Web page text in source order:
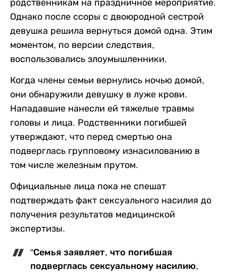
родственникам на праздничное мероприятие.
Однако после ссоры с двоюродной сестрой
девушка решила вернуться домой одна. Этим
моментом, по версии следствия,
воспользовались злоумышленники.
Когда члены семьи вернулись ночью домой,
они обнаружили девушку в луже крови.
Нападавшие нанесли ей тяжелые травмы
головы и лица. Родственники погибшей
утверждают, что перед смертью она
подверглась групповому изнасилованию в
том числе железным прутом.
Официальные лица пока не спешат
подтверждать факт сексуального насилия до
получения результатов медицинской
экспертизы.
"Семья заявляет, что погибшая
подверглась сексуальному насилию,